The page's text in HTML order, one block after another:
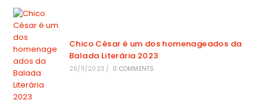
Chico César é um dos homenageados da
Balada Literária 2023
26/11/2023 / 0 COMMENTS